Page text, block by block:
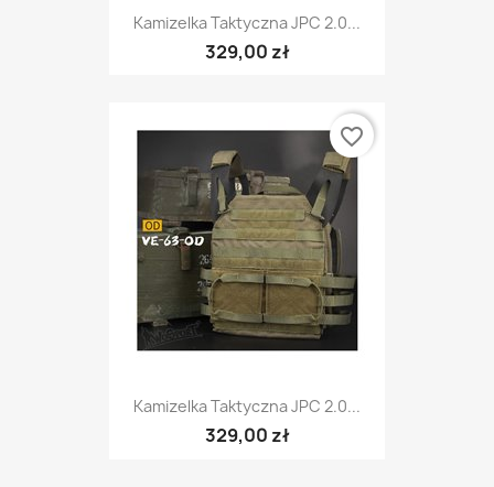
Kamizelka Taktyczna JPC 2.0...
329,00 zł
Kamizelka Taktyczna JPC 2.0...
329,00 zł
favorite_border